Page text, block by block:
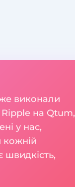
виконали
на Qtum,
у нас,
кожній
швидкість,